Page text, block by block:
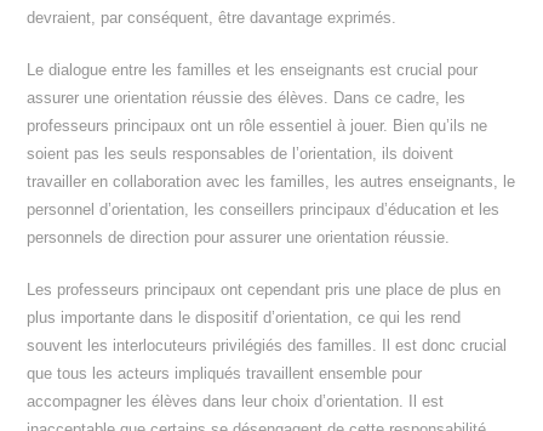
devraient, par conséquent, être davantage exprimés.
Le dialogue entre les familles et les enseignants est crucial pour
assurer une orientation réussie des élèves. Dans ce cadre, les
professeurs principaux ont un rôle essentiel à jouer. Bien qu’ils ne
soient pas les seuls responsables de l’orientation, ils doivent
travailler en collaboration avec les familles, les autres enseignants, le
personnel d’orientation, les conseillers principaux d’éducation et les
personnels de direction pour assurer une orientation réussie.
Les professeurs principaux ont cependant pris une place de plus en
plus importante dans le dispositif d’orientation, ce qui les rend
souvent les interlocuteurs privilégiés des familles. Il est donc crucial
que tous les acteurs impliqués travaillent ensemble pour
accompagner les élèves dans leur choix d’orientation. Il est